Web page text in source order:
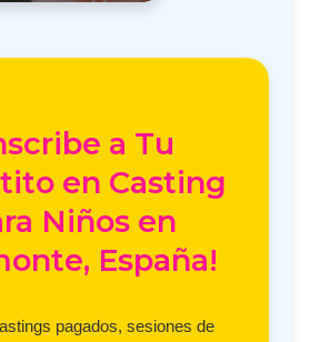
a Tu
en Casting
Niños en
España!
pagados, sesiones de